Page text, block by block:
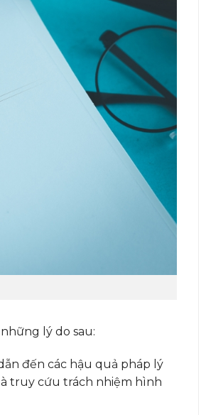
lý do sau:
đến các hậu quả pháp lý
truy cứu trách nhiệm hình